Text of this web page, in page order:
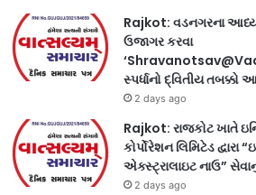
Rajkot: વડનગરના
ઉજાગર કરવા
સ્પર્ધાનો દ્વિતીય
2 days ago
Rajkot: રાજકોટ ખાતે
કોર્પોરેશન લિમિટેડ દ્વારા
એક્સ્ટ્રાલાઇટ નાઉ”
2 days ago